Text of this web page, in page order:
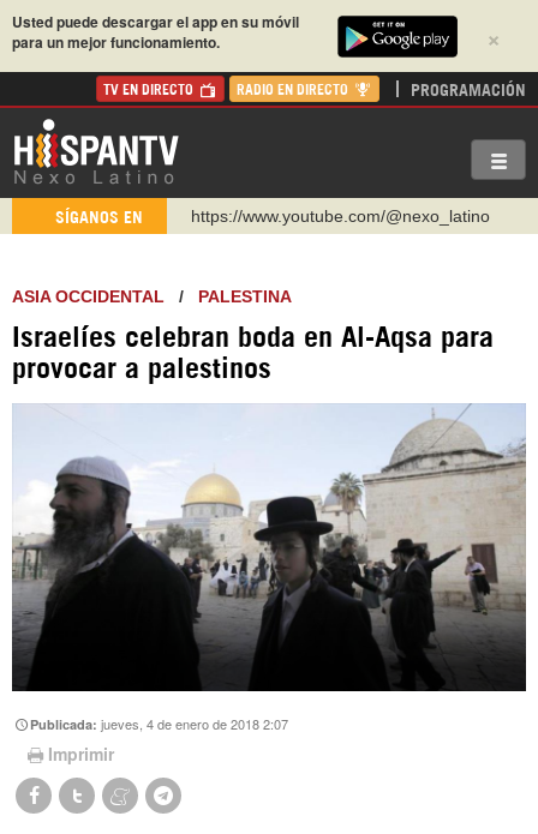
×
Usted puede descargar el app en su móvil
para un mejor funcionamiento.
TV EN DIRECTO RADIO EN DIRECTO PROGRAMACIÓN
SÍGANOS EN
https://www.youtube.com/@nexo_latino
https://t.me/hispantvcanal
https://urmedium.com/c/hispantv
WhatsApp y Viber: +98 921 79 29 404
https://www.facebook.com/Nexolatino.Canal
ASIA OCCIDENTAL / PALESTINA
Israelíes celebran boda en Al-Aqsa para
provocar a palestinos
Publicada:jueves, 4 de enero de 2018 2:07
Imprimir